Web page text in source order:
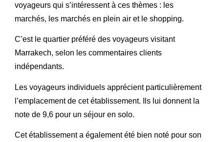
voyageurs qui s’intéressent à ces thèmes : les
marchés, les marchés en plein air et le shopping.
C’est le quartier préféré des voyageurs visitant
Marrakech, selon les commentaires clients
indépendants.
Les voyageurs individuels apprécient particulièrement
l’emplacement de cet établissement. Ils lui donnent la
note de 9,6 pour un séjour en solo.
Cet établissement a également été bien noté pour son